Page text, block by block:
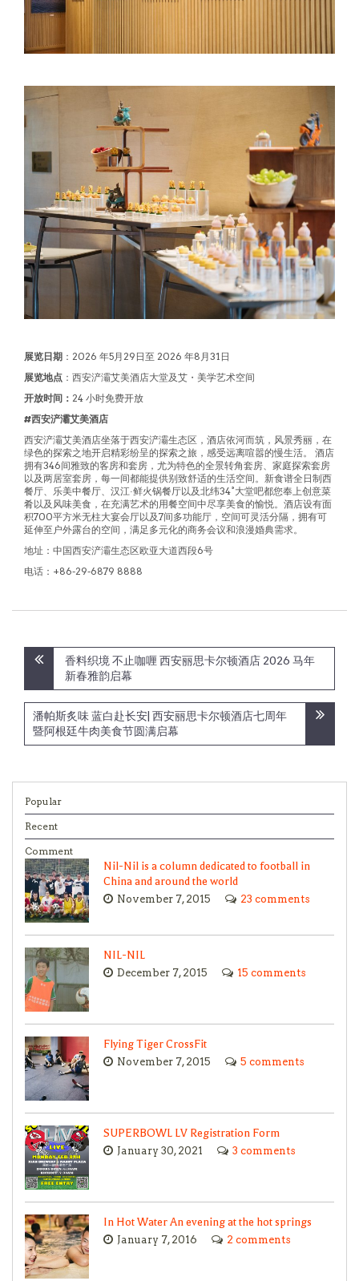
展览日期 ：2026 年5月29日至 2026 年8月31日
展览地点 ：西安浐灞艾美酒店大堂及艾・美学艺术空间
开放时间： 24 小时免费开放
#西安浐灞艾美酒店
西安浐灞艾美酒店坐落于西安浐灞生态区，酒店依河而筑，风景秀丽，在
绿色的探索之地开启精彩纷呈的探索之旅，感受远离喧嚣的慢生活。 酒店
拥有346间雅致的客房和套房，尤为特色的全景转角套房、家庭探索套房
以及两居室套房，每一间都能提供别致舒适的生活空间。新食谱全日制西
餐厅、乐美中餐厅、汉江·鲜火锅餐厅以及北纬34°大堂吧都您奉上创意菜
肴以及风味美食，在充满艺术的用餐空间中尽享美食的愉悦。酒店设有面
积700平方米无柱大宴会厅以及7间多功能厅，空间可灵活分隔，拥有可
延伸至户外露台的空间，满足多元化的商务会议和浪漫婚典需求。
地址：中国西安浐灞生态区欧亚大道西段6号
电话：+86-29-6879 8888
Post
navigation
香料织境 不止咖喱 西安丽思卡尔顿酒店 2026 马年
新春雅韵启幕
潘帕斯炙味 蓝白赴长安| 西安丽思卡尔顿酒店七周年
暨阿根廷牛肉美食节圆满启幕
Popular
Recent
Comment
Nil-Nil is a column dedicated to football in
China and around the world
November 7, 2015 23 comments
NIL-NIL
December 7, 2015 15 comments
Flying Tiger CrossFit
November 7, 2015 5 comments
SUPERBOWL LV Registration Form
January 30, 2021 3 comments
In Hot Water An evening at the hot springs
January 7, 2016 2 comments